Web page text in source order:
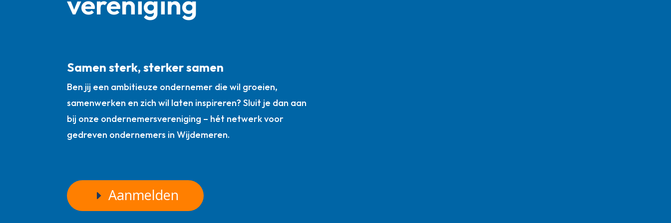
Samen sterk, sterker samen
Ben jij een ambitieuze ondernemer die wil groeien,
samenwerken en zich wil laten inspireren? Sluit je dan aan
bij onze ondernemersvereniging – hét netwerk voor
gedreven ondernemers in Wijdemeren.
Aanmelden